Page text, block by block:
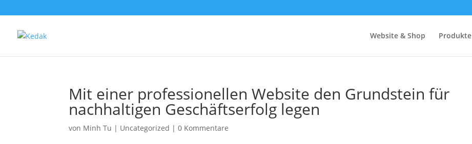
Website & Shop Produkte
Mit einer professionellen Website den Grundstein für
nachhaltigen Geschäftserfolg legen
von Minh Tu | Uncategorized |0 Kommentare